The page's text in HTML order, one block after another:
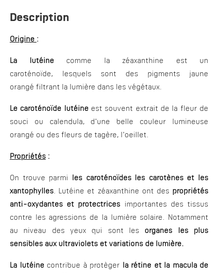
Description
Origine :
La lutéinecomme la zéaxanthine est un
caroténoïde, lesquels sont des pigments jaune
orangé filtrant la lumière dans les végétaux.
Le caroténoïde lutéineest souvent extrait de la fleur de
souci ou calendula, d'une belle couleur lumineuse
orangé ou des fleurs de tagère, l'oeillet.
Propriétés :
On trouve parmi
les caroténoïdes les carotènes et les
xantophylles. Lutéine et zéaxanthine ont des propriétés
anti-oxydantes et protectrices importantes des tissus
contre les agressions de la lumière solaire. Notamment
au niveau des yeux qui sont les organes les plus
sensibles aux ultraviolets et variations de lumière.
La lutéinecontribue à protèger la rétine et la macula de